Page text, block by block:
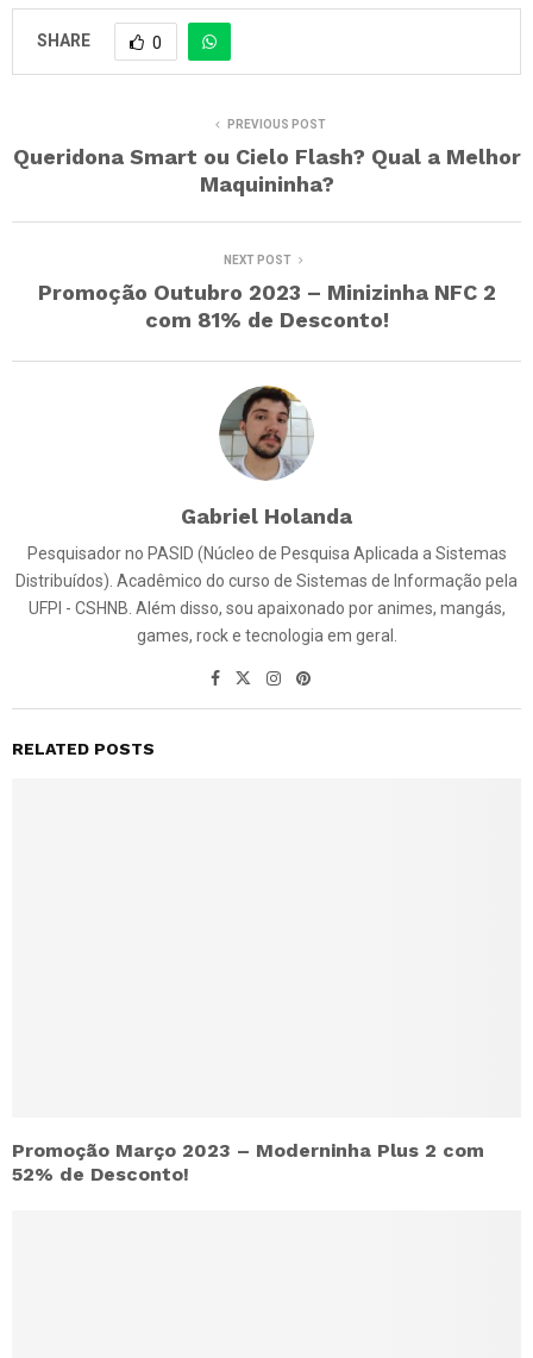
SHARE 0
PREVIOUS POST
Queridona Smart ou Cielo Flash? Qual a Melhor
Maquininha?
NEXT POST
Promoção Outubro 2023 – Minizinha NFC 2
com 81% de Desconto!
Gabriel Holanda
Pesquisador no PASID (Núcleo de Pesquisa Aplicada a Sistemas
Distribuídos). Acadêmico do curso de Sistemas de Informação pela
UFPI - CSHNB. Além disso, sou apaixonado por animes, mangás,
games, rock e tecnologia em geral.
RELATED POSTS
Promoção Março 2023 – Moderninha Plus 2 com
52% de Desconto!